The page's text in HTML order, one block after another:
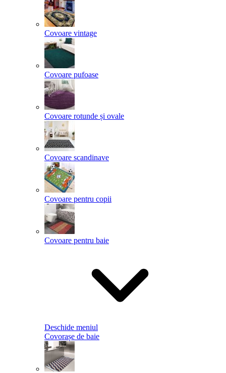
Covoare vintage
Covoare pufoase
Covoare rotunde și ovale
Covoare scandinave
Covoare pentru copii
Covoare pentru baie
Deschide meniul
Covorașe de baie